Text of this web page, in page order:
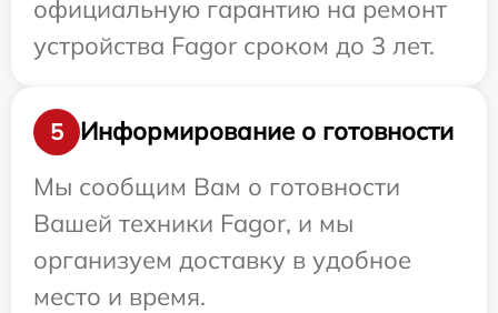
официальную гарантию на ремонт
устройства Fagor сроком до 3 лет.
5
Информирование о готовности
Мы сообщим Вам о готовности
Вашей техники Fagor, и мы
организуем доставку в удобное
место и время.